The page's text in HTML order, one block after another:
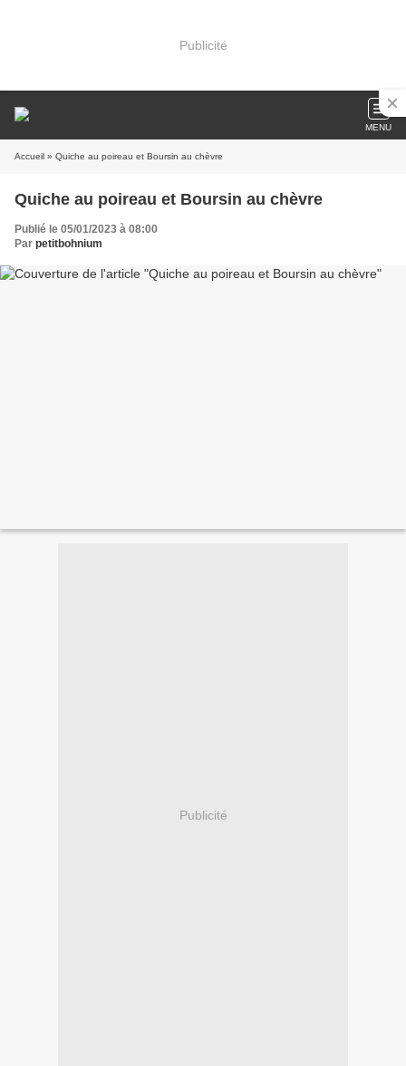
Publicité
MENU
Accueil » Quiche au poireau et Boursin au chèvre
Quiche au poireau et Boursin au chèvre
Publié le 05/01/2023 à 08:00
Par petitbohnium
Publicité